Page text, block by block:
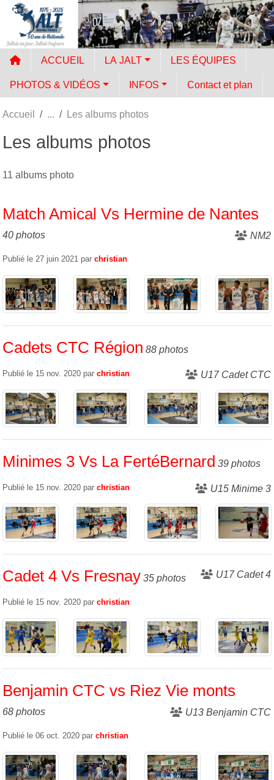
ACCUEIL LA JALT LES ÉQUIPES
PHOTOS & VIDÉOS INFOS Contact et plan
Accueil Les albums photos
Les albums photos
11 albums photo
Match Amical Vs Hermine de Nantes
40 photos NM2
Publié le 27 juin 2021 par christian
Cadets CTC Région 88 photos
U17 Cadet CTC
Publié le 15 nov. 2020 par christian
Minimes 3 Vs La FertéBernard 39 photos
U15 Minime 3
Publié le 15 nov. 2020 par christian
Cadet 4 Vs Fresnay 35 photos U17 Cadet 4
Publié le 15 nov. 2020 par christian
Benjamin CTC vs Riez Vie monts
68 photos U13 Benjamin CTC
Publié le 06 oct. 2020 par christian
Panneau de gestion des cookies